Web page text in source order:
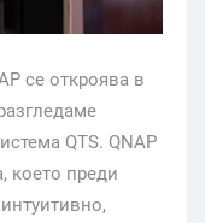
се откроява в
QTS. QNAP
което преди